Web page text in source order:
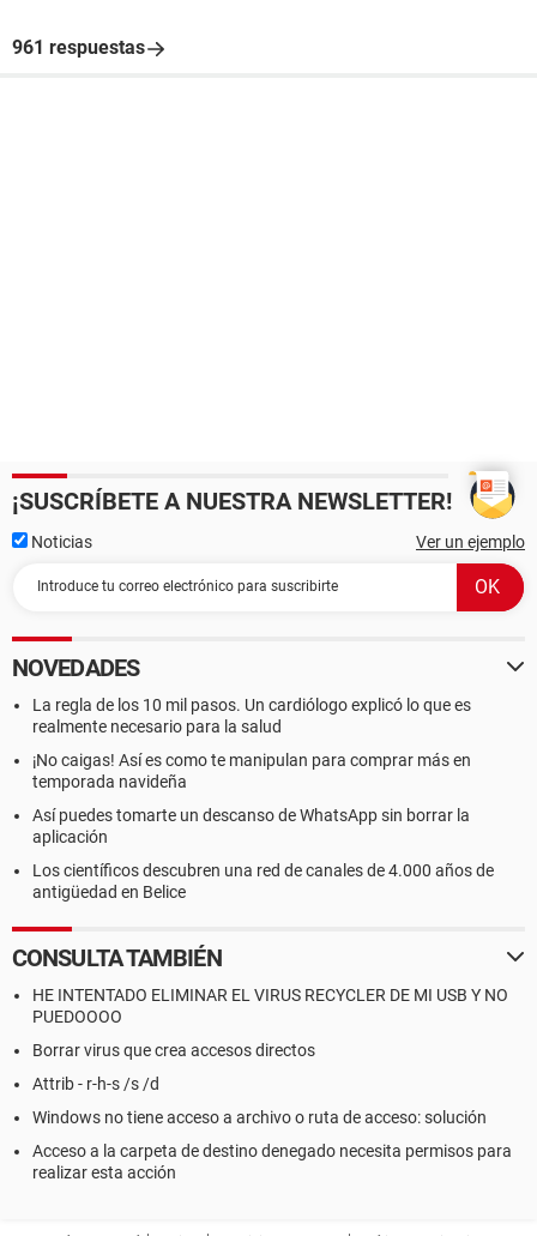
961 respuestas
¡SUSCRÍBETE A NUESTRA NEWSLETTER!
Noticias Ver un ejemplo
NOVEDADES
La regla de los 10 mil pasos. Un cardiólogo explicó lo que es
realmente necesario para la salud
¡No caigas! Así es como te manipulan para comprar más en
temporada navideña
Así puedes tomarte un descanso de WhatsApp sin borrar la
aplicación
Los científicos descubren una red de canales de 4.000 años de
antigüedad en Belice
CONSULTA TAMBIÉN
HE INTENTADO ELIMINAR EL VIRUS RECYCLER DE MI USB Y NO
PUEDOOOO
Borrar virus que crea accesos directos
Attrib - r-h-s /s /d
Windows no tiene acceso a archivo o ruta de acceso: solución
Acceso a la carpeta de destino denegado necesita permisos para
realizar esta acción